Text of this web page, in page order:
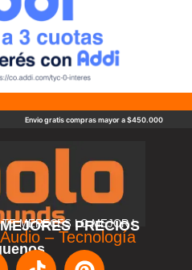
Envio gratis compras mayor a $450.000
PRECIOS
MERECES LO MEJOR !
– Tecnología